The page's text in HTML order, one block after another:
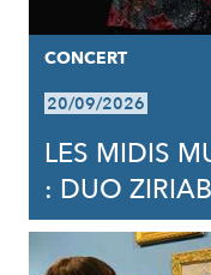
CONCERT
20/09/2026
LES MIDIS
: DUO ZIRIAB